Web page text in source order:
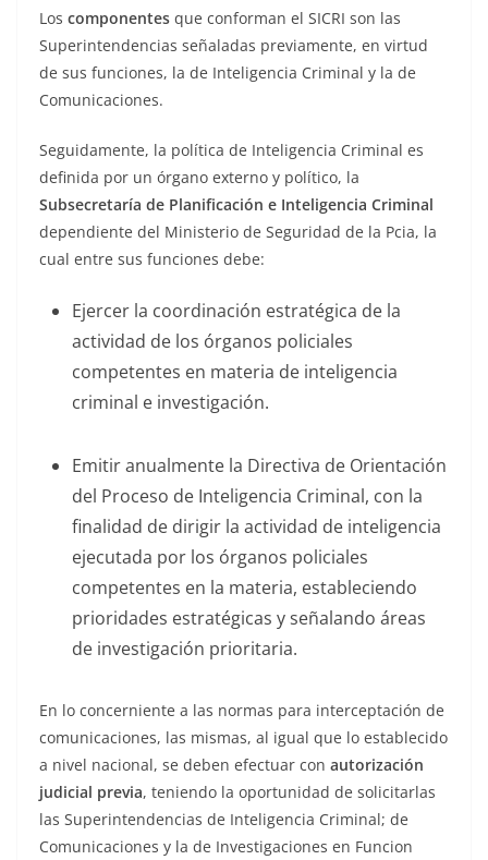
Los componentes que conforman el SICRI son las
Superintendencias señaladas previamente, en virtud
de sus funciones, la de Inteligencia Criminal y la de
Comunicaciones.
Seguidamente, la política de Inteligencia Criminal es
definida por un órgano externo y político, la
Subsecretaría de Planificación e Inteligencia Criminal
dependiente del Ministerio de Seguridad de la Pcia, la
cual entre sus funciones debe:
Ejercer la coordinación estratégica de la
actividad de los órganos policiales
competentes en materia de inteligencia
criminal e investigación.
Emitir anualmente la Directiva de Orientación
del Proceso de Inteligencia Criminal, con la
finalidad de dirigir la actividad de inteligencia
ejecutada por los órganos policiales
competentes en la materia, estableciendo
prioridades estratégicas y señalando áreas
de investigación prioritaria.
En lo concerniente a las normas para interceptación de
comunicaciones, las mismas, al igual que lo establecido
a nivel nacional, se deben efectuar con autorización
judicial previa, teniendo la oportunidad de solicitarlas
las Superintendencias de Inteligencia Criminal; de
Comunicaciones y la de Investigaciones en Funcion